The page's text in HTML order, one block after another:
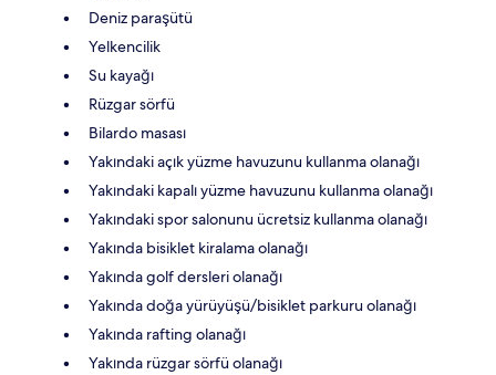
Deniz paraşütü
Yelkencilik
Su kayağı
Rüzgar sörfü
Bilardo masası
Yakındaki açık yüzme havuzunu kullanma olanağı
Yakındaki kapalı yüzme havuzunu kullanma olanağı
Yakındaki spor salonunu ücretsiz kullanma olanağı
Yakında bisiklet kiralama olanağı
Yakında golf dersleri olanağı
Yakında doğa yürüyüşü/bisiklet parkuru olanağı
Yakında rafting olanağı
Yakında rüzgar sörfü olanağı